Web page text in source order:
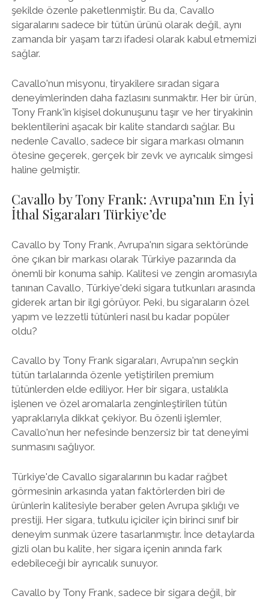
şekilde özenle paketlenmiştir. Bu da, Cavallo
sigaralarını sadece bir tütün ürünü olarak değil, aynı
zamanda bir yaşam tarzı ifadesi olarak kabul etmemizi
sağlar.
Cavallo'nun misyonu, tiryakilere sıradan sigara
deneyimlerinden daha fazlasını sunmaktır. Her bir ürün,
Tony Frank'in kişisel dokunuşunu taşır ve her tiryakinin
beklentilerini aşacak bir kalite standardı sağlar. Bu
nedenle Cavallo, sadece bir sigara markası olmanın
ötesine geçerek, gerçek bir zevk ve ayrıcalık simgesi
haline gelmiştir.
Cavallo by Tony Frank: Avrupa’nın En İyi
İthal Sigaraları Türkiye’de
Cavallo by Tony Frank, Avrupa'nın sigara sektöründe
öne çıkan bir markası olarak Türkiye pazarında da
önemli bir konuma sahip. Kalitesi ve zengin aromasıyla
tanınan Cavallo, Türkiye'deki sigara tutkunları arasında
giderek artan bir ilgi görüyor. Peki, bu sigaraların özel
yapım ve lezzetli tütünleri nasıl bu kadar popüler
oldu?
Cavallo by Tony Frank sigaraları, Avrupa'nın seçkin
tütün tarlalarında özenle yetiştirilen premium
tütünlerden elde ediliyor. Her bir sigara, ustalıkla
işlenen ve özel aromalarla zenginleştirilen tütün
yapraklarıyla dikkat çekiyor. Bu özenli işlemler,
Cavallo'nun her nefesinde benzersiz bir tat deneyimi
sunmasını sağlıyor.
Türkiye'de Cavallo sigaralarının bu kadar rağbet
görmesinin arkasında yatan faktörlerden biri de
ürünlerin kalitesiyle beraber gelen Avrupa şıklığı ve
prestiji. Her sigara, tutkulu içiciler için birinci sınıf bir
deneyim sunmak üzere tasarlanmıştır. İnce detaylarda
gizli olan bu kalite, her sigara içenin anında fark
edebileceği bir ayrıcalık sunuyor.
Cavallo by Tony Frank, sadece bir sigara değil, bir